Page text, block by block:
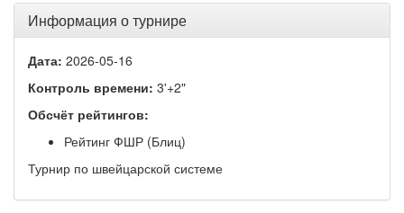
Информация о турнире
Дата: 2026-05-16
Контроль времени: 3'+2"
Обсчёт рейтингов:
Рейтинг ФШР (Блиц)
Турнир по швейцарской системе